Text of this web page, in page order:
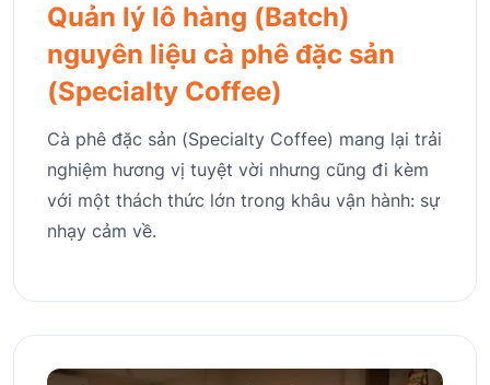
Quản lý lô hàng (Batch)
nguyên liệu cà phê đặc sản
(Specialty Coffee)
Cà phê đặc sản (Specialty Coffee) mang lại trải
nghiệm hương vị tuyệt vời nhưng cũng đi kèm
với một thách thức lớn trong khâu vận hành: sự
nhạy cảm về.